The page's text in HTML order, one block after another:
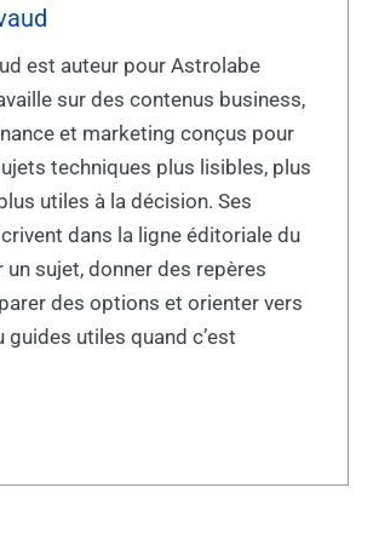
est auteur pour Astrolabe
sur des contenus business,
et marketing conçus pour
techniques plus lisibles, plus
utiles à la décision. Ses
dans la ligne éditoriale du
un sujet, donner des repères
des options et orienter vers
utiles quand c’est